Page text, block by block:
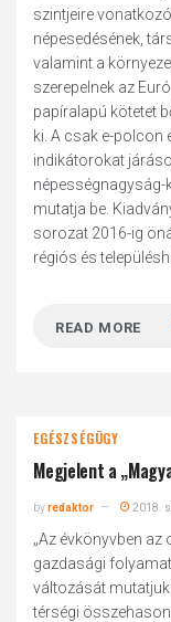
szintjeire
népesedésének,
valamint a
szerepelnek az
papíralapú kötetet
ki. A csak e-polcon
indikátorokat
mutatja be.
sorozat 2016-ig
régiós és
READ MORE
EGÉSZSÉGÜGY
Megjelent a
byredaktor 2018.
„Az évkönyvben
gazdasági
változását
térségi